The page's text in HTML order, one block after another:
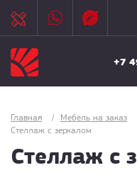
+7
Главная / Мебель на заказ
Стеллаж с зеркалом
Стеллаж с